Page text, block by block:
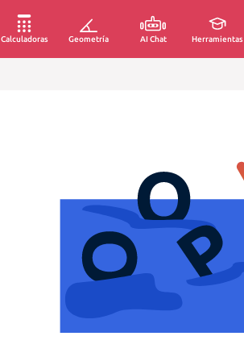
Calculadoras Geometría AI Chat Herramientas